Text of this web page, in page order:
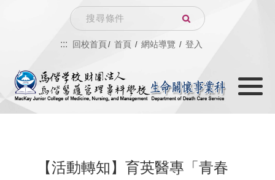
要
內
::: 回校首頁 首頁 網站導覽 登入
Search
Toggle
【活動轉知】育英醫專「青春